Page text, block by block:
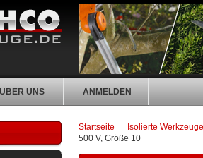
ÜBER UNS ANMELDEN
Startseite
Isolierte
500 V, Größe 10